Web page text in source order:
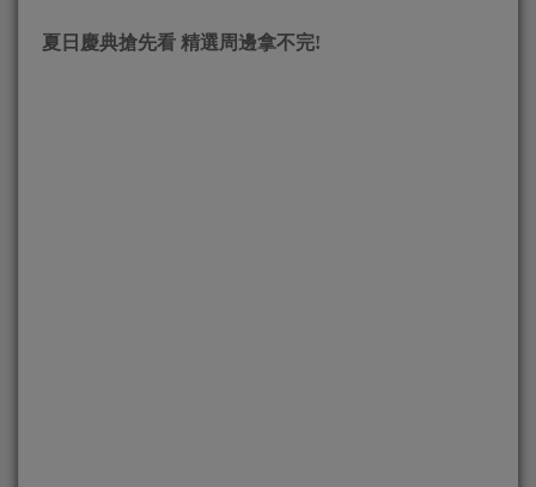
夏日慶典搶先看 精選周邊拿不完!